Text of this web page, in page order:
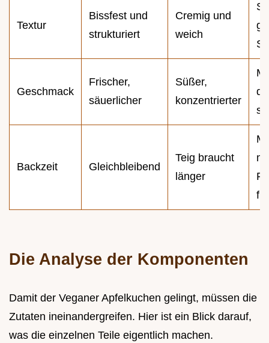
Textur
Bissfest und
strukturiert
Cremig und
weich
Geschmack
Frischer,
säuerlicher
Süßer,
konzentrierter
Backzeit Gleichbleibend
Teig braucht
länger
Die Analyse der Komponenten
Damit der Veganer Apfelkuchen gelingt, müssen die
Zutaten ineinandergreifen. Hier ist ein Blick darauf,
was die einzelnen Teile eigentlich machen.